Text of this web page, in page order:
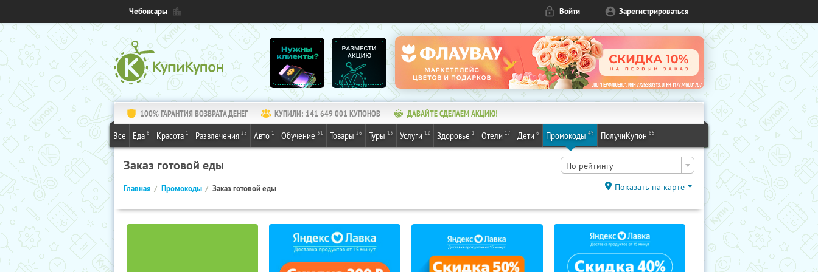
Чебоксары Войти Зарегистрироваться
100% ГАРАНТИЯ ВОЗВРАТА ДЕНЕГ КУПИЛИ: 141 649 001 КУПОНОВ ДАВАЙТЕ СДЕЛАЕМ АКЦИЮ!
Все Еда 6 Красота 1 Развлечения 25 Авто 1 Обучение 31 Товары 26 Туры 13 Услуги 12 Здоровье 1 Отели 17 Дети 6 Промокоды 49 ПолучиКупон 85
Заказ готовой еды По рейтингу
Главная Промокоды Заказ готовой еды Показать на карте